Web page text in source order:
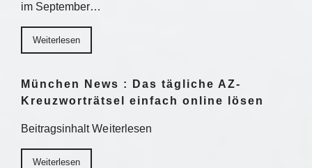
im September…
Weiterlesen
München News : Das tägliche AZ-
Kreuzworträtsel einfach online lösen
Beitragsinhalt Weiterlesen
Weiterlesen